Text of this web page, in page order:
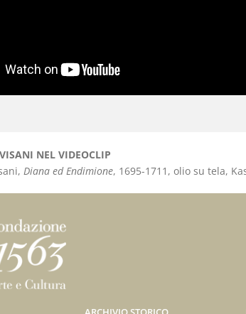
NEL VIDEOCLIP
Diana ed Endimione, 1695-1711, olio su tela,